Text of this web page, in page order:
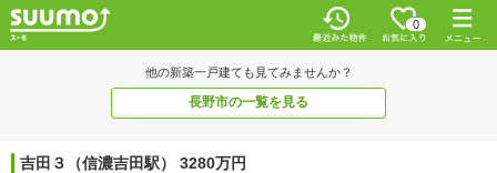
0
他の新築一戸建ても見てみませんか？
長野市の一覧を見る
吉田３（信濃吉田駅） 3280万円